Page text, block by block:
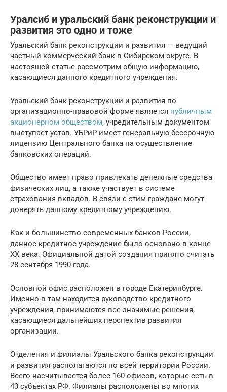
Уралсиб и уральский банк реконструкции и
развития это одно и тоже
Уральский банк реконструкции и развития — ведущий
частный коммерческий банк в Сибирском округе. В
настоящей статье рассмотрим общую информацию,
касающиеся данного кредитного учреждения.
Уральский банк реконструкции и развития по
организационно-правовой форме является публичным
акционерном обществом, учредительным документом
выступает устав. УБРиР имеет генеральную бессрочную
лицензию Центрального банка на осуществление
банковских операций.
Общество имеет право привлекать денежные средства
физических лиц, а также участвует в системе
страхования вкладов. В связи с этим граждане могут
доверять данному кредитному учреждению.
Как и большинство современных банков России,
данное кредитное учреждение было основано в конце
XX века. Официальной датой создания принято считать
28 сентября 1990 года.
Основной офис расположен в городе Екатеринбурге.
Именно в там находится руководство кредитного
учреждения, принимаются все значимые решения,
касающиеся дальнейших перспектив развития
организации.
Отделения и филиалы Уральского банка реконструкции
и развития располагаются по всей территории России.
Всего насчитывается более 160 офисов, которые есть в
43 субъектах РФ. Филиалы расположены во многих